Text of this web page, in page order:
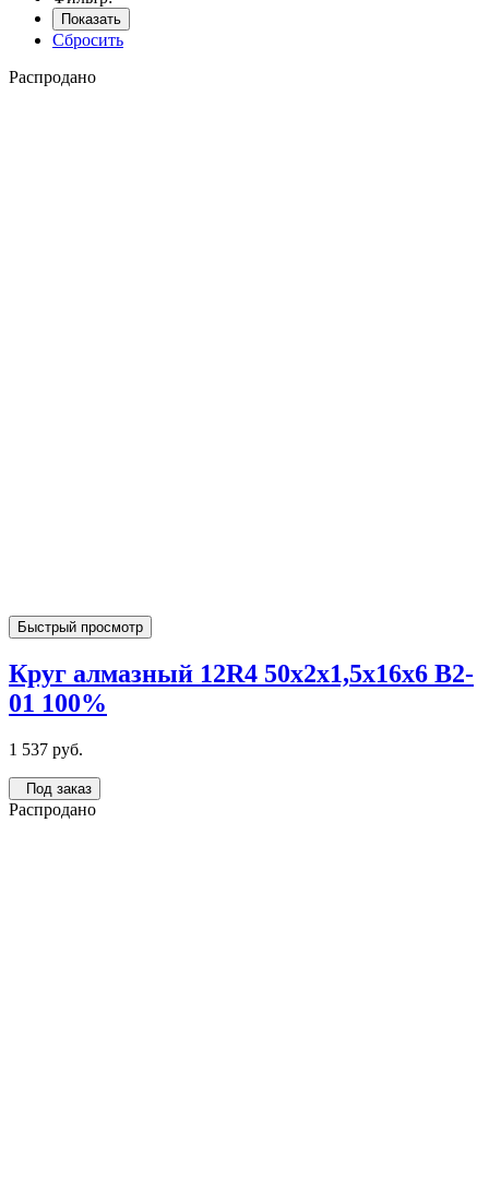
Показать
Сбросить
Распродано
Быстрый просмотр
Круг алмазный 12R4 50х2х1,5х16х6 В2-
01 100%
1 537 руб.
Под заказ
Распродано